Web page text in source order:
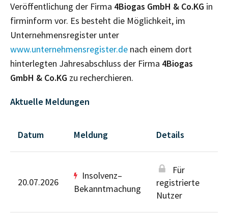
Veröffentlichung der Firma 4Biogas GmbH & Co.KG in
firminform vor. Es besteht die Möglichkeit, im
Unternehmensregister unter
www.unternehmensregister.de nach einem dort
hinterlegten Jahresabschluss der Firma 4Biogas
GmbH & Co.KG zu recherchieren.
Aktuelle Meldungen
Datum Meldung Details
20.07.2026
Insolvenz–
Bekanntmachung
Für
registrierte
Nutzer